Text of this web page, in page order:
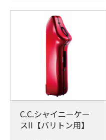
C.C.シャイニーケー
スII【バリトン用】